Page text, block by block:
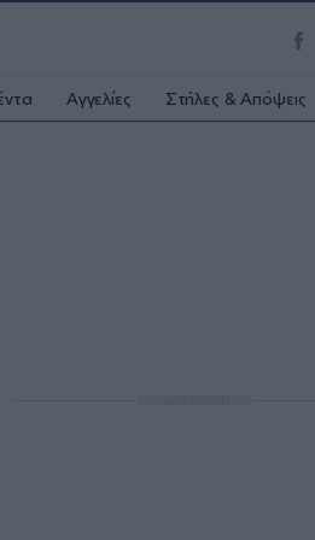
Αγγελίες Στήλες & Απόψεις